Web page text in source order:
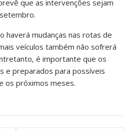
que as intervenções sejam
haverá mudanças nas rotas de
veículos também não sofrerá
é importante que os
e preparados para possíveis
os próximos meses.